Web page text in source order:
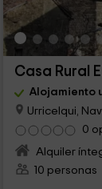
Casa Rural
Alojamiento
Urricelqui,
0
Alquiler
10 personas